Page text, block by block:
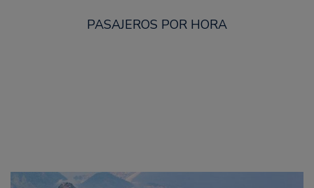
PASAJEROS POR HORA